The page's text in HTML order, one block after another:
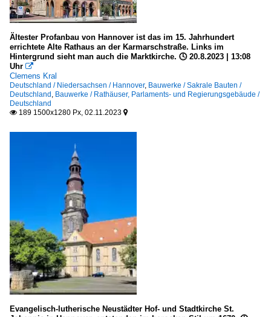
Ältester Profanbau von Hannover ist das im 15. Jahrhundert
errichtete Alte Rathaus an der Karmarschstraße. Links im
Hintergrund sieht man auch die Marktkirche. 🕓 20.8.2023 | 13:08
Uhr 
Clemens Kral
Deutschland / Niedersachsen / Hannover, Bauwerke / Sakrale Bauten /
Deutschland , Bauwerke / Rathäuser, Parlaments- und Regierungsgebäude /
Deutschland
 189 1500x1280 Px, 02.11.2023 
Evangelisch-lutherische Neustädter Hof- und Stadtkirche St.